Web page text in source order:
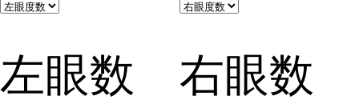
左眼数
右眼数